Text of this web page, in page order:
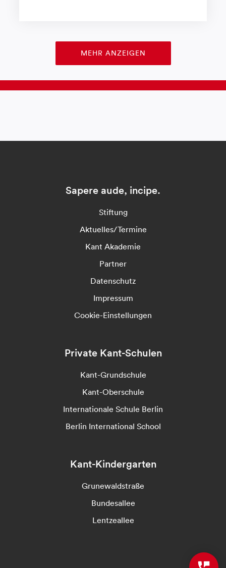
MEHR ANZEIGEN
Sapere aude, incipe.
Stiftung
Aktuelles/Termine
Kant Akademie
Partner
Datenschutz
Impressum
Cookie-Einstellungen
Private Kant-Schulen
Kant-Grundschule
Kant-Oberschule
Internationale Schule Berlin
Berlin International School
Kant-Kindergarten
Grunewaldstraße
Bundesallee
Lentzeallee